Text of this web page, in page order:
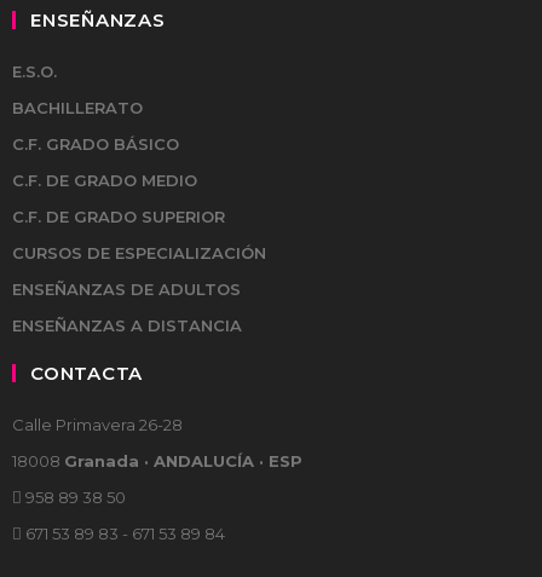
ENSEÑANZAS
E.S.O.
BACHILLERATO
C.F. GRADO BÁSICO
C.F. DE GRADO MEDIO
C.F. DE GRADO SUPERIOR
CURSOS DE ESPECIALIZACIÓN
ENSEÑANZAS DE ADULTOS
ENSEÑANZAS A DISTANCIA
CONTACTA
Calle Primavera 26-28
18008 Granada · ANDALUCÍA · ESP
958 89 38 50
671 53 89 83 - 671 53 89 84